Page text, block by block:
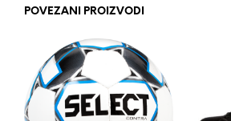
POVEZANI PROIZVODI